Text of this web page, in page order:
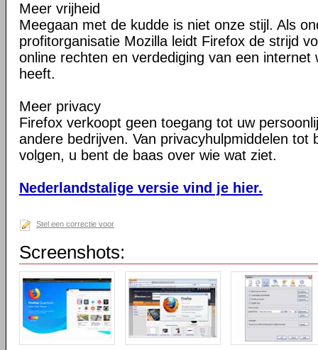
Meer vrijheid
Meegaan met de kudde is niet onze stijl. Als
profitorganisatie Mozilla leidt Firefox de strijd
online rechten en verdediging van een internet
heeft.
Meer privacy
Firefox verkoopt geen toegang tot uw
andere bedrijven. Van privacyhulpmiddelen tot
volgen, u bent de baas over wie wat ziet.
Nederlandstalige versie vind je hier.
Stel een correctie voor
Screenshots: